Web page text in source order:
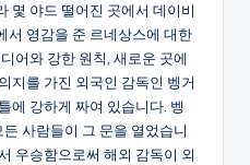
몇 야드 떨어진 곳에서 데이비
서 영감을 준 르네상스에 대한
어와 강한 원칙, 새로운 곳에
지를 가진 외국인 감독인 벵거
에 강하게 짜여 있습니다. 벵
사람들이 그 문을 열었습니
우승함으로써 해외 감독이 외